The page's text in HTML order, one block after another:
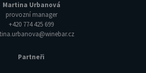
Martina Urbanová
provozní manager
+420 774 425 699
Partneři